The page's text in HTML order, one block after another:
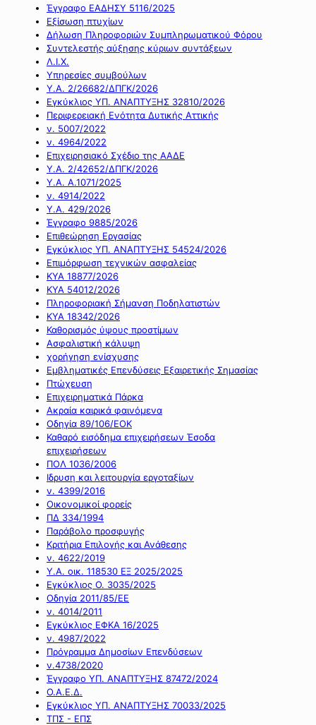
Έγγραφο ΕΑΔΗΣΥ 5116/2025
Εξίσωση πτυχίων
Δήλωση Πληροφοριών Συμπληρωματικού Φόρου
Συντελεστής αύξησης κύριων συντάξεων
Λ.Ι.Χ.
Υπηρεσίες συμβούλων
Υ.Α. 2/26682/ΔΠΓΚ/2026
Εγκύκλιος ΥΠ. ΑΝΑΠΤΥΞΗΣ 32810/2026
Περιφερειακή Ενότητα Δυτικής Αττικής
ν. 5007/2022
ν. 4964/2022
Επιχειρησιακό Σχέδιο της ΑΑΔΕ
Υ.Α. 2/42652/ΔΠΓΚ/2026
Υ.Α. Α.1071/2025
ν. 4914/2022
Υ.Α. 429/2026
Έγγραφο 9885/2026
Επιθεώρηση Εργασίας
Εγκύκλιος ΥΠ. ΑΝΑΠΤΥΞΗΣ 54524/2026
Επιμόρφωση τεχνικών ασφαλείας
ΚΥΑ 18877/2026
ΚΥΑ 54012/2026
Πληροφοριακή Σήμανση Ποδηλατιστών
ΚΥΑ 18342/2026
Καθορισμός ύψους προστίμων
Ασφαλιστική κάλυψη
χορήγηση ενίσχυσης
Εμβληματικές Επενδύσεις Εξαιρετικής Σημασίας
Πτώχευση
Επιχειρηματικά Πάρκα
Ακραία καιρικά φαινόμενα
Οδηγία 89/106/ΕΟΚ
Καθαρό εισόδημα επιχειρήσεων Έσοδα
επιχειρήσεων
ΠΟΛ 1036/2006
Ιδρυση και λειτουργία εργοταξίων
ν. 4399/2016
Οικονομικοί φορείς
ΠΔ 334/1994
Παράβολο προσφυγής
Κριτήρια Επιλογής και Ανάθεσης
ν. 4622/2019
Υ.Α. οικ. 118530 ΕΞ 2025/2025
Εγκύκλιος Ο. 3035/2025
Οδηγία 2011/85/ΕΕ
ν. 4014/2011
Εγκύκλιος ΕΦΚΑ 16/2025
ν. 4987/2022
Πρόγραμμα Δημοσίων Επενδύσεων
ν.4738/2020
Έγγραφο ΥΠ. ΑΝΑΠΤΥΞΗΣ 87472/2024
Ο.Α.Ε.Δ.
Εγκύκλιος ΥΠ. ΑΝΑΠΤΥΞΗΣ 70033/2025
ΤΠΣ - ΕΠΣ